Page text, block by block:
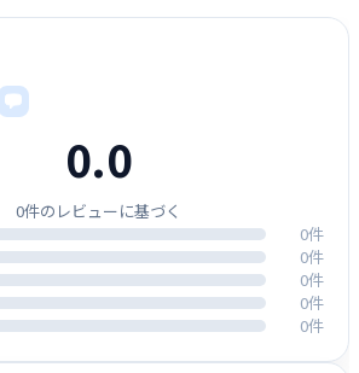
0.0
0件のレビューに基づく
0件
0件
0件
0件
0件